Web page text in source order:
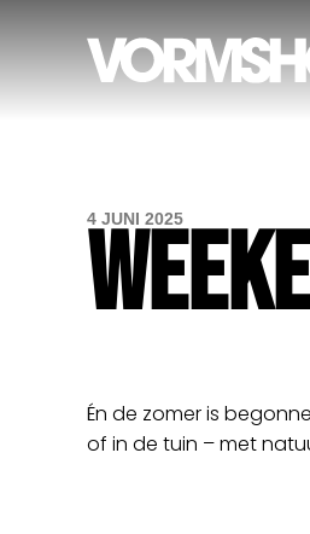
4 JUNI 2025
Én de zomer is
of in de tuin – met